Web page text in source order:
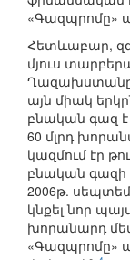
«Գազպրոմը»
Հետևաբար,
մյուս
Ղազախստանը,
այն միակ
բնական գազ է
60 մլրդ
կազմում էր
բնական գազի
2006թ.
կնքել նոր
խորանարդ
«Գազպրոմը»